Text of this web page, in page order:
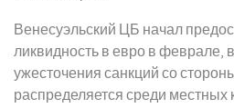
Венесуэльский ЦБ начал
ликвидность в евро в феврале,
ужесточения санкций со
распределяется среди местных